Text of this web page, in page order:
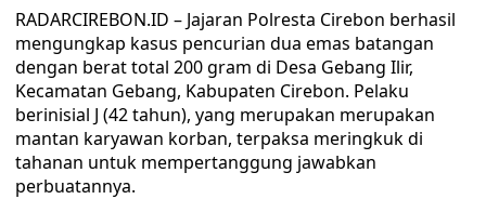
RADARCIREBON.ID – Jajaran Polresta Cirebon berhasil
mengungkap kasus pencurian dua emas batangan
dengan berat total 200 gram di Desa Gebang Ilir,
Kecamatan Gebang, Kabupaten Cirebon. Pelaku
berinisial J (42 tahun), yang merupakan merupakan
mantan karyawan korban, terpaksa meringkuk di
tahanan untuk mempertanggung jawabkan
perbuatannya.